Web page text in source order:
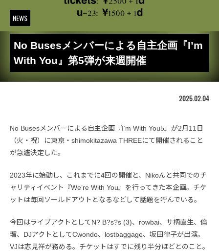
NEWS
No Busesメンバーによる自主企画『I’m
With You』第5弾が来週開催
2025.02.04
No Busesメンバーによる自主企画『I’m With You5』が2月11日
（火・祝）に東京・shimokitazawa THREEにて開催されること
が急遽決定した。
2023年に始動し、これまでに4回の開催と、Nikoんと共同でのチ
ャリティイベント『We’re With You』を行ってきた本企画。チケ
ットは毎回ソールドアウトとなるなどして話題を呼んでいる。
今回はライブアクトとしてN? B?s?s (3)、rowbai、サ柄直生、倫
瑠、DJアクトとしてCwondo、lostbaggage、坂田律子が出演。
VJは志見祥が務める。チケットはすでに残り半分ほどとのこと。